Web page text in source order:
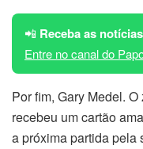
📲 Receba as
Entre no canal do
Por fim, Gary Medel.
recebeu um cartão
a próxima partida pela